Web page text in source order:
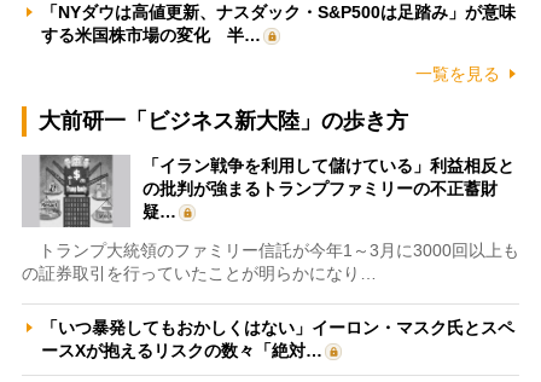
「NYダウは高値更新、ナスダック・S&P500は足踏み」が意味
する米国株市場の変化 半…
一覧を見る
大前研一「ビジネス新大陸」の歩き方
「イラン戦争を利用して儲けている」利益相反と
の批判が強まるトランプファミリーの不正蓄財
疑…
トランプ大統領のファミリー信託が今年1～3月に3000回以上も
の証券取引を行っていたことが明らかになり…
「いつ暴発してもおかしくはない」イーロン・マスク氏とスペ
ースXが抱えるリスクの数々「絶対…